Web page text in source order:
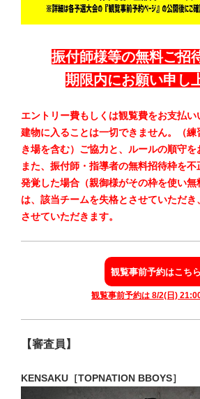
振付師様等の無料ご招
期限内にお願い申し
エントリー費もしくは観覧費をお支払い
建物に入ることは一切できません。（
き場を含む）ご協力と、ルールの順守を
また、 振付師・指導者の無料招待枠を
発覚した場合（親御様がその枠を使い無
は、該当チームを失格とさせていただき
させていただきます。
観覧事前予約はこちら
観覧事前予約は 8/2(日)
【審査員】
KENSAKU［TOPNATION BBOYS］